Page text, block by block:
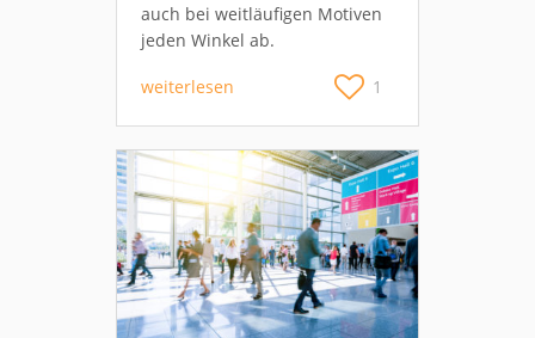
auch bei weitläufigen Motiven
jeden Winkel ab.
weiterlesen 1